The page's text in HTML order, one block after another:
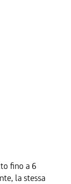
fino a 6
la stessa